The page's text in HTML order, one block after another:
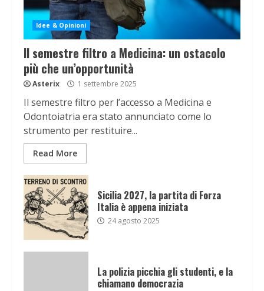
Idee & Opinioni
Il semestre filtro a Medicina: un ostacolo
più che un’opportunità
Asterix 1 settembre 2025
Il semestre filtro per l’accesso a Medicina e
Odontoiatria era stato annunciato come lo
strumento per restituire...
Read More
Sicilia 2027, la partita di Forza
Italia è appena iniziata
24 agosto 2025
La polizia picchia gli studenti, e la
chiamano democrazia